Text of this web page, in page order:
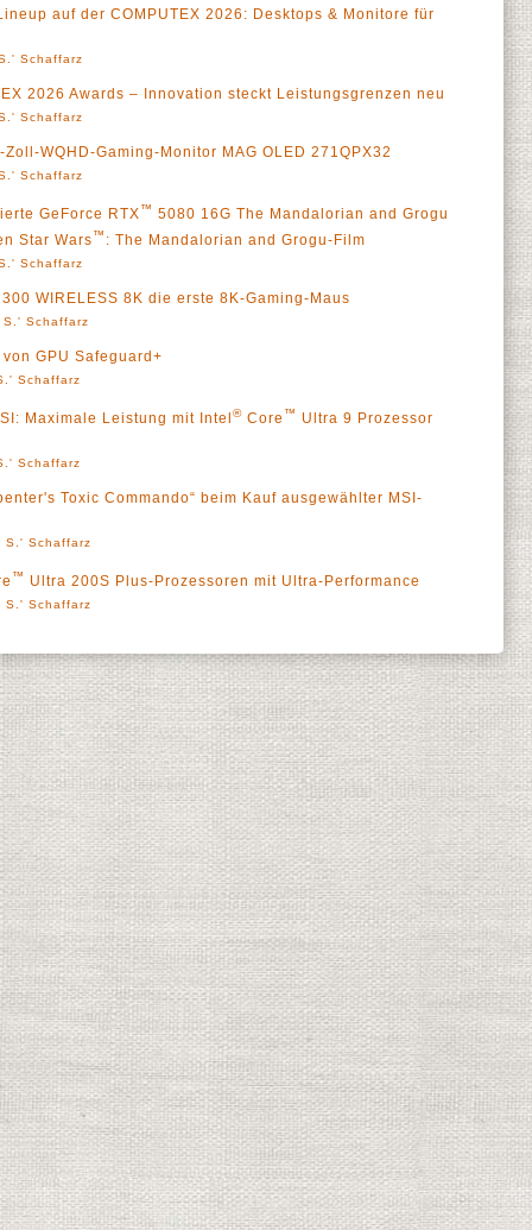
auf der COMPUTEX 2026: Desktops & Monitore für
Schaffarz
2026 Awards – Innovation steckt Leistungsgrenzen neu
Schaffarz
WQHD-Gaming-Monitor MAG OLED 271QPX32
Schaffarz
GeForce RTX™ 5080 16G The Mandalorian and Grogu
Star Wars™ : The Mandalorian and Grogu-Film
Schaffarz
WIRELESS 8K die erste 8K-Gaming-Maus
S.' Schaffarz
GPU Safeguard+
Schaffarz
Maximale Leistung mit Intel ® Core ™ Ultra 9 Prozessor
Schaffarz
Toxic Commando“ beim Kauf ausgewählter MSI-
S.' Schaffarz
™ Ultra 200S Plus-Prozessoren mit Ultra-Performance
S.' Schaffarz